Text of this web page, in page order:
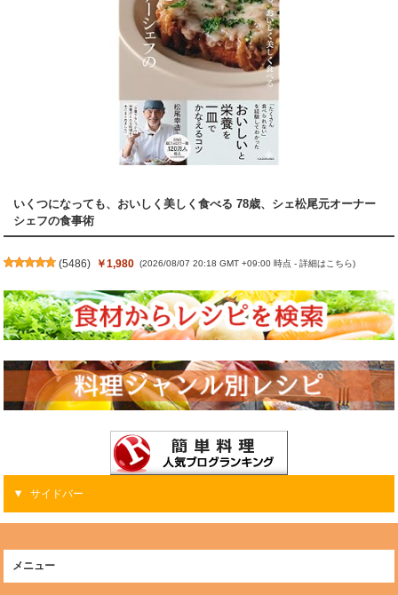
いくつになっても、おいしく美しく食べる 78歳、シェ松尾元オーナー
シェフの食事術
(5486) ￥1,980 (2026/08/07 20:18 GMT +09:00 時点 -詳細はこちら)
サイドバー
メニュー